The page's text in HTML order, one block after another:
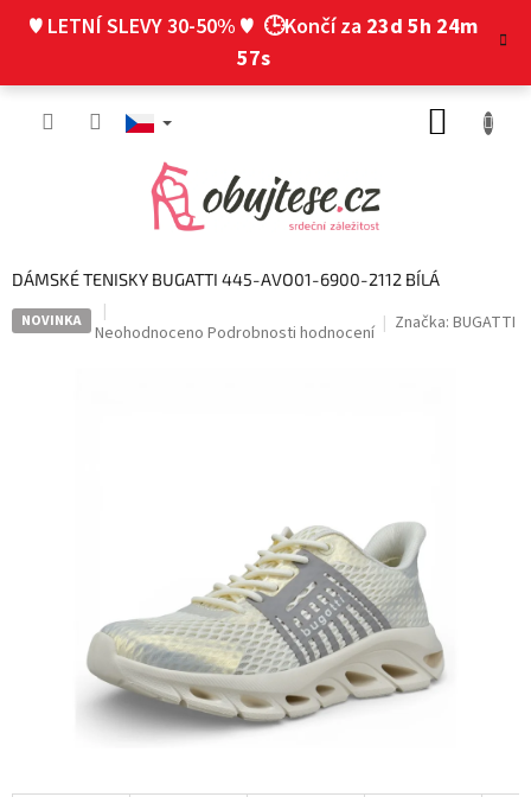
♥ LETNÍ SLEVY 30-50% ♥ 🕒Končí za 23d 5h 24m
57s
DÁMSKÉ TENISKY BUGATTI 445-AVO01-6900-2112 BÍLÁ
NOVINKA
Průměrné
Neohodnoceno Podrobnosti hodnocení Značka: BUGATTI